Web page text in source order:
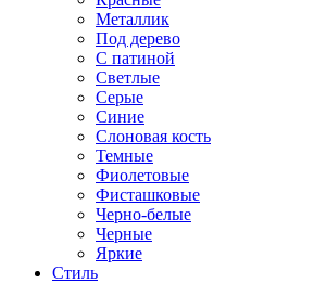
Металлик
Под дерево
С патиной
Светлые
Серые
Синие
Слоновая кость
Темные
Фиолетовые
Фисташковые
Черно-белые
Черные
Яркие
Стиль